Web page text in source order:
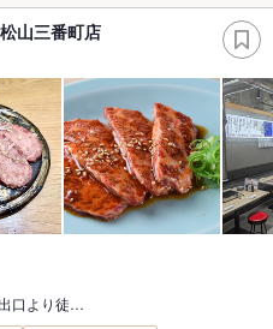
山三番町店
口より徒…